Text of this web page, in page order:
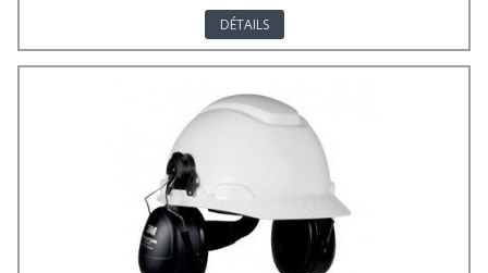
DÉTAILS